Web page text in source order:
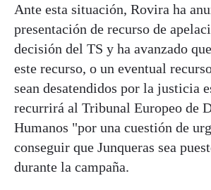
Ante esta situación, Rovira ha
presentación de recurso de
decisión del TS y ha avanzado
este recurso, o un eventual
sean desatendidos por la justicia
recurrirá al Tribunal Europeo de
Humanos "por una cuestión de
conseguir que Junqueras sea
durante la campaña.